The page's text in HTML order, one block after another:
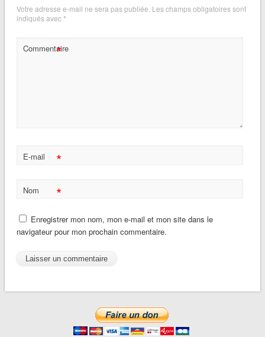
Votre adresse e-mail ne sera pas publiée. Les champs obligatoires sont
indiqués avec*
Commentaire
*
E-mail *
Nom *
Enregistrer mon nom, mon e-mail et mon site dans le
navigateur pour mon prochain commentaire.